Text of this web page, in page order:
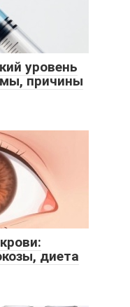
уровень
причины
диета